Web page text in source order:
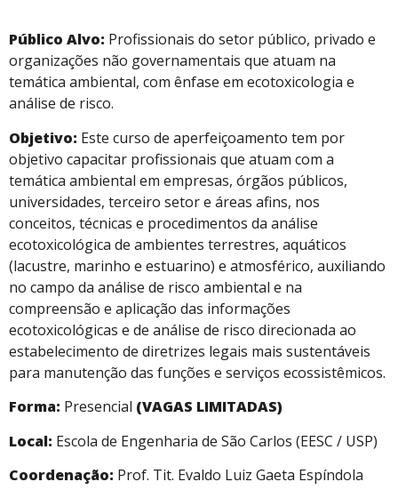
Público Alvo: Profissionais do setor público, privado e
organizações não governamentais que atuam na
temática ambiental, com ênfase em ecotoxicologia e
análise de risco.
Objetivo: Este curso de aperfeiçoamento tem por
objetivo capacitar profissionais que atuam com a
temática ambiental em empresas, órgãos públicos,
universidades, terceiro setor e áreas afins, nos
conceitos, técnicas e procedimentos da análise
ecotoxicológica de ambientes terrestres, aquáticos
(lacustre, marinho e estuarino) e atmosférico, auxiliando
no campo da análise de risco ambiental e na
compreensão e aplicação das informações
ecotoxicológicas e de análise de risco direcionada ao
estabelecimento de diretrizes legais mais sustentáveis
para manutenção das funções e serviços ecossistêmicos.
Forma: Presencial (VAGAS LIMITADAS)
Local: Escola de Engenharia de São Carlos (EESC / USP)
Coordenação: Prof. Tit. Evaldo Luiz Gaeta Espíndola